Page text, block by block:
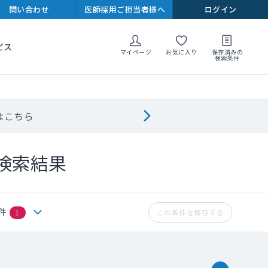
問い合わせ 医師採用ご担当者様へ ログイン
ス マイページ お気に入り 保存済みの
検索条件
ちら
索結果
1 この条件を保存する